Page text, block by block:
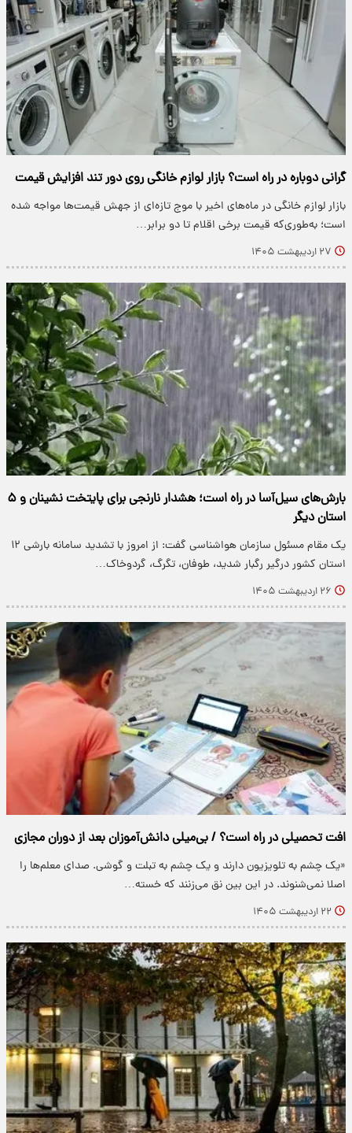
گرانی دوباره در راه است؟ بازار لوازم خانگی روی دور تند افزایش قیمت
بازار لوازم خانگی در ماه‌های اخیر با موج تازه‌ای از جهش قیمت‌ها مواجه شده
است؛ به‌طوری‌که قیمت برخی اقلام تا دو برابر…
۲۷ اردیبهشت ۱۴۰۵
بارش‌های سیل‌آسا در راه است؛ هشدار نارنجی برای پایتخت نشینان و ۵
استان دیگر
یک مقام مسئول سازمان هواشناسی گفت: از امروز با تشدید سامانه بارشی ۱۲
استان کشور درگیر رگبار شدید، طوفان، تگرگ، گردوخاک…
۲۶ اردیبهشت ۱۴۰۵
افت تحصیلی در راه است؟ / بی‌میلی دانش‌آموزان بعد از دوران مجازی
«یک چشم به تلویزیون دارند و یک چشم به تبلت و گوشی‌. صدای معلم‌ها را
اصلا نمی‌شنوند. در این بین نق می‌زنند که خسته…
۲۲ اردیبهشت ۱۴۰۵